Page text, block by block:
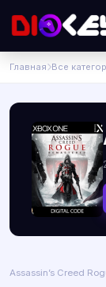
Главная Все
Assassin’s Creed